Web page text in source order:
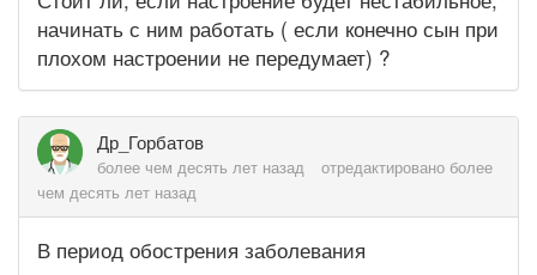
начинать с ним работать ( если конечно сын при
плохом настроении не передумает) ?
Др_Горбатов
более чем десять лет назад
отредактировано более
чем десять лет назад
В период обострения заболевания